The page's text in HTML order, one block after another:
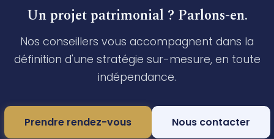
Un projet patrimonial ? Parlons-en.
Nos conseillers vous accompagnent dans la
définition d'une stratégie sur-mesure, en toute
indépendance.
Prendre rendez-vous Nous contacter